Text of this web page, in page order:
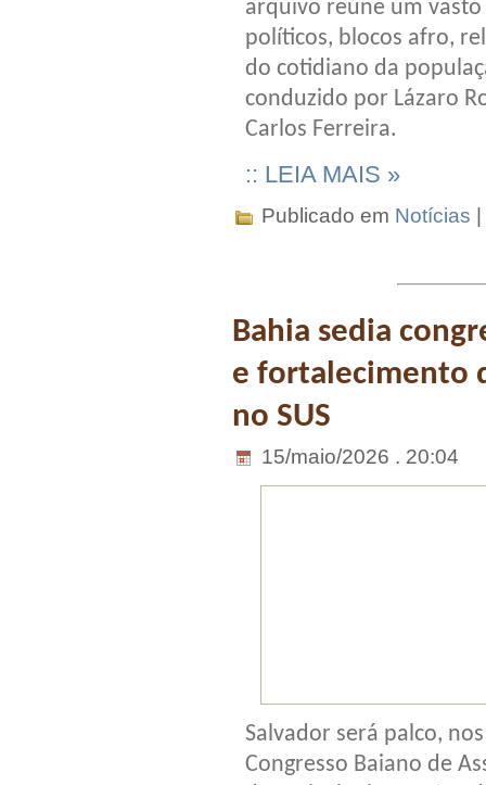
arquivo reúne um
políticos, blocos afro,
do cotidiano da
conduzido por Lázaro
Carlos Ferreira.
:: LEIA MAIS »
Publicado em Notícias
Bahia sedia
e fortalecimento
no SUS
15/maio/2026 . 20:04
Salvador será palco,
Congresso Baiano de